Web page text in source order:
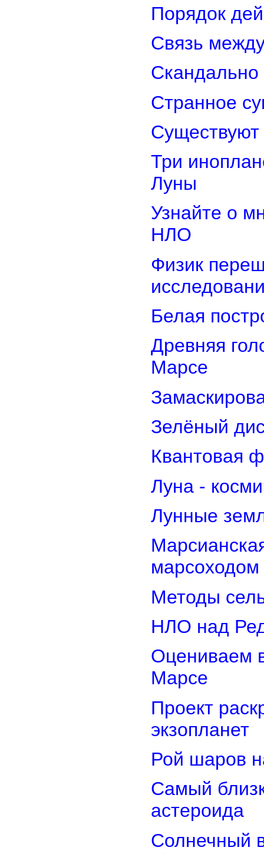
Порядок
Связь
Странное
Три
Луны
Узнайте о
НЛО
Физик
Белая
Древняя
Марсе
Зелёный
Квантовая
Луна -
Лунные
марсоходом
Методы
НЛО над
Оцениваем
Марсе
Проект
экзопланет
Рой шаров
Самый
астероида
Солнечный